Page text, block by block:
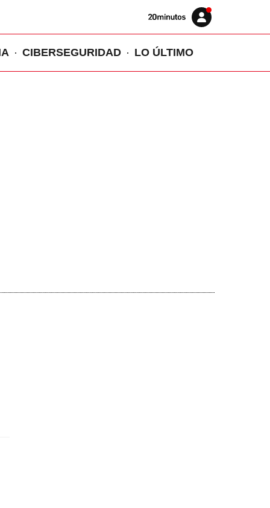
Volver
Iniciar
sesión
CIBERSEGURIDAD LO ÚLTIMO